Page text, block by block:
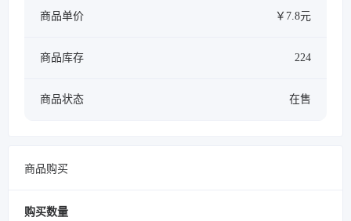
商品单价 ￥7.8元
商品库存 224
商品状态 在售
商品购买
购买数量